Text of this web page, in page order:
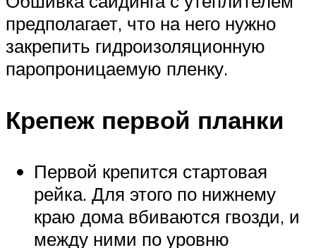
предполагает, что на него нужно
закрепить гидроизоляционную
паропроницаемую пленку.
Крепеж первой планки
Первой крепится стартовая
рейка. Для этого по нижнему
краю дома вбиваются гвозди, и
между ними по уровню